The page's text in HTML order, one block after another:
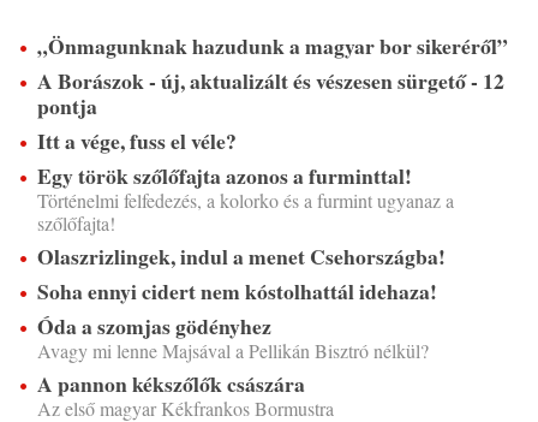
„Önmagunknak hazudunk a magyar bor sikeréről”
A Borászok - új, aktualizált és vészesen sürgető - 12
pontja
Itt a vége, fuss el véle?
Egy török szőlőfajta azonos a furminttal!
Történelmi felfedezés, a kolorko és a furmint ugyanaz a
szőlőfajta!
Olaszrizlingek, indul a menet Csehországba!
Soha ennyi cidert nem kóstolhattál idehaza!
Óda a szomjas gödényhez
Avagy mi lenne Majsával a Pellikán Bisztró nélkül?
A pannon kékszőlők császára
Az első magyar Kékfrankos Bormustra